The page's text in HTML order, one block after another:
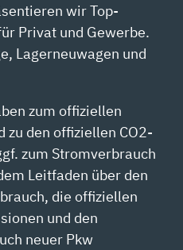
wir Top-
Privat und Gewerbe.
Lagerneuwagen und
zum offiziellen
den offiziellen CO2-
zum Stromverbrauch
Leitfaden über den
die offiziellen
und den
neuer Pkw